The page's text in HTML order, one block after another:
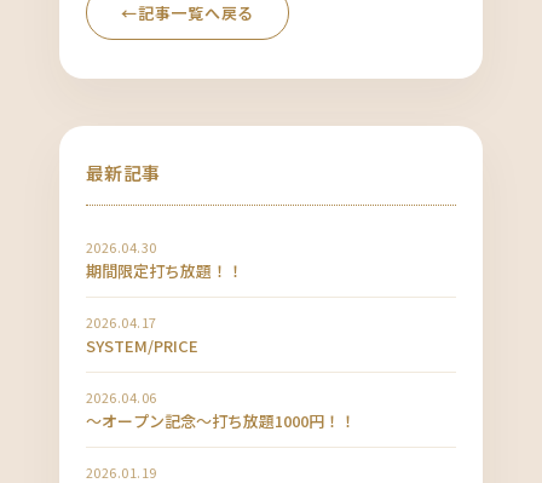
←記事一覧へ戻る
最新記事
2026.04.30
期間限定打ち放題！！
2026.04.17
SYSTEM/PRICE
2026.04.06
〜オープン記念〜打ち放題1000円！！
2026.01.19